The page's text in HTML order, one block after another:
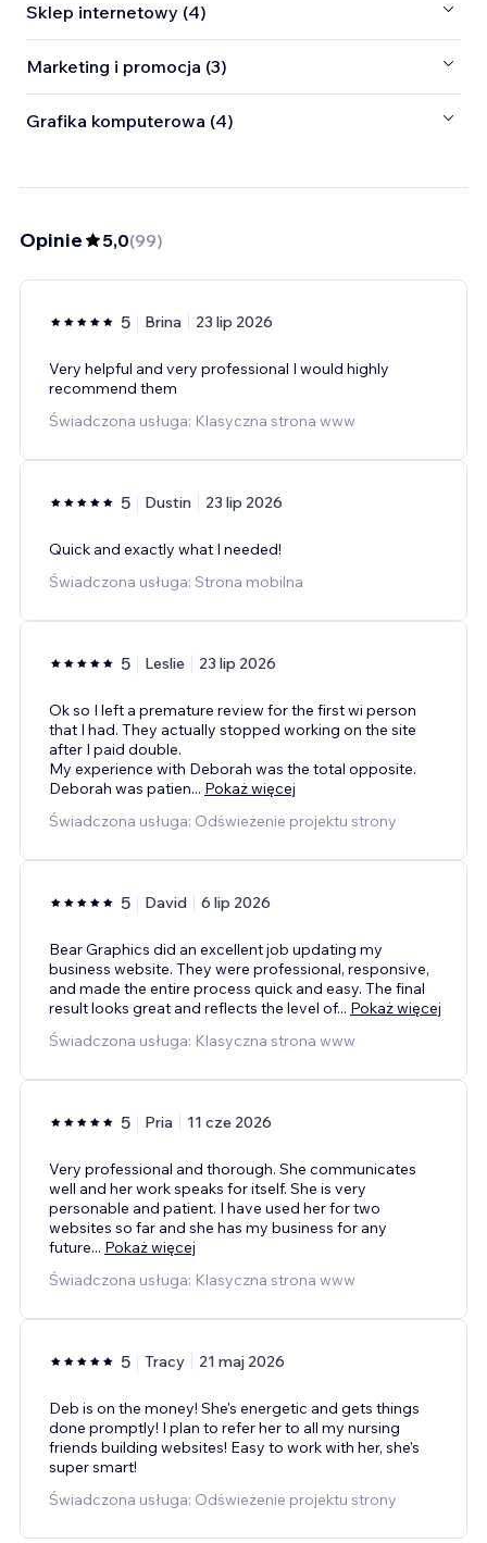
Sklep internetowy (4)
Marketing i promocja (3)
Grafika komputerowa (4)
Opinie 5,0(99)
5 Brina 23 lip 2026
Very helpful and very professional I would highly
recommend them
Świadczona usługa: Klasyczna strona www
5 Dustin 23 lip 2026
Quick and exactly what I needed!
Świadczona usługa: Strona mobilna
5 Leslie 23 lip 2026
Ok so I left a premature review for the first wi person
that I had. They actually stopped working on the site
after I paid double.
My experience with Deborah was the total opposite.
Deborah was patien... Pokaż więcej
Świadczona usługa: Odświeżenie projektu strony
5 David 6 lip 2026
Bear Graphics did an excellent job updating my
business website. They were professional, responsive,
and made the entire process quick and easy. The final
result looks great and reflects the level of... Pokaż więcej
Świadczona usługa: Klasyczna strona www
5 Pria 11 cze 2026
Very professional and thorough. She communicates
well and her work speaks for itself. She is very
personable and patient. I have used her for two
websites so far and she has my business for any
future... Pokaż więcej
Świadczona usługa: Klasyczna strona www
5 Tracy 21 maj 2026
Deb is on the money! She's energetic and gets things
done promptly! I plan to refer her to all my nursing
friends building websites! Easy to work with her, she's
super smart!
Świadczona usługa: Odświeżenie projektu strony